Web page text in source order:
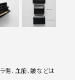
傷、血筋、皺などは